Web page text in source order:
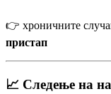
👉 хроничните
пристап
📈 Следење на